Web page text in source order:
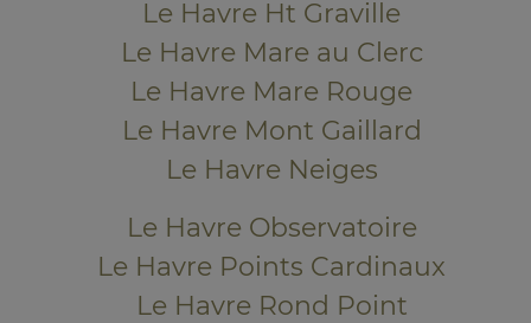
Le Havre Ht Graville
Le Havre Mare au Clerc
Le Havre Mare Rouge
Le Havre Mont Gaillard
Le Havre Neiges
Le Havre Observatoire
Le Havre Points Cardinaux
Le Havre Rond Point